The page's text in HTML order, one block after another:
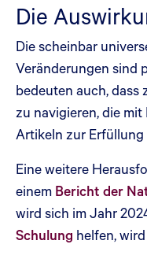
Die
Die scheinbar
Veränderungen sind
bedeuten auch,
zu navigieren, die
Artikeln zur
Eine weitere
einem Bericht der
wird sich im Jahr
Schulung helfen,